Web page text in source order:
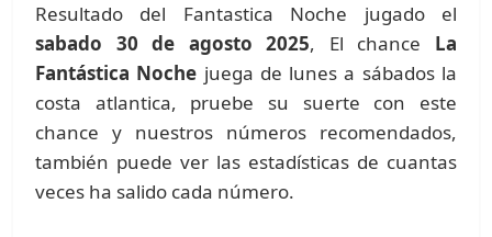
Resultado del Fantastica Noche jugado el
sabado 30 de agosto 2025, El chance La
Fantástica Noche juega de lunes a sábados la
costa atlantica, pruebe su suerte con este
chance y nuestros números recomendados,
también puede ver las estadísticas de cuantas
veces ha salido cada número.